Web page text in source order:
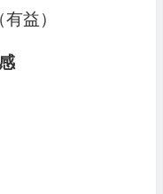
益）